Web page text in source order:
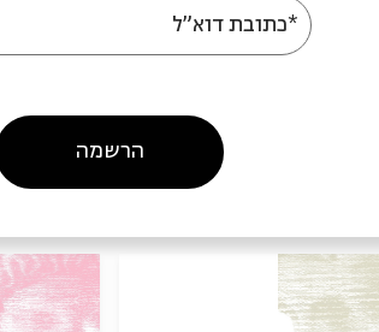
עוד בבית אבי חי
*כתובת דוא"ל
הרשמה